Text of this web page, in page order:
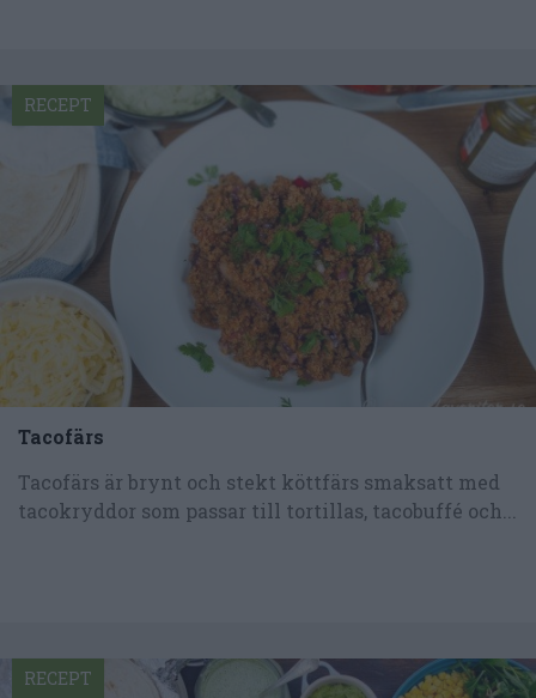
Tacofärs
Tacofärs är brynt och stekt köttfärs smaksatt med
tacokryddor som passar till tortillas, tacobuffé och...
RECEPT
RECEPT